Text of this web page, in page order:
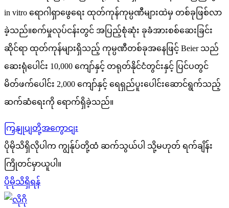
in vitro ရောဂါရှာဖွေရေး ထုတ်ကုန်ကုမ္ပဏီများထဲမှ တစ်ခုဖြစ်လာ
ခဲ့သည်။စက်မှုလုပ်ငန်းတွင် အပြည့်စုံဆုံး ခုခံအားစစ်ဆေးခြင်း
ဆိုင်ရာ ထုတ်ကုန်များရှိသည့် ကုမ္ပဏီတစ်ခုအနေဖြင့် Beier သည်
ဆေးရုံပေါင်း 10,000 ကျော်နှင့် တရုတ်နိုင်ငံတွင်းနှင့် ပြင်ပတွင်
မိတ်ဖက်ပေါင်း 2,000 ကျော်နှင့် ရေရှည်ပူးပေါင်းဆောင်ရွက်သည့်
ဆက်ဆံရေးကို ရောက်ရှိခဲ့သည်။
ကြှနျုပျတို့အကွောငျး
ပိုမိုသိရှိလိုပါက ကျွန်ုပ်တို့ထံ ဆက်သွယ်ပါ သို့မဟုတ် ရက်ချိန်း
ကြိုတင်မှာယူပါ။
ပိုမိုသိရှိရန်